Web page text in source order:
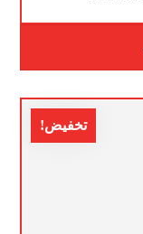
تخفيض!